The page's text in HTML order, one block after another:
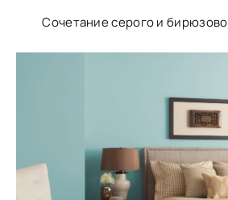
Сочетание серого и